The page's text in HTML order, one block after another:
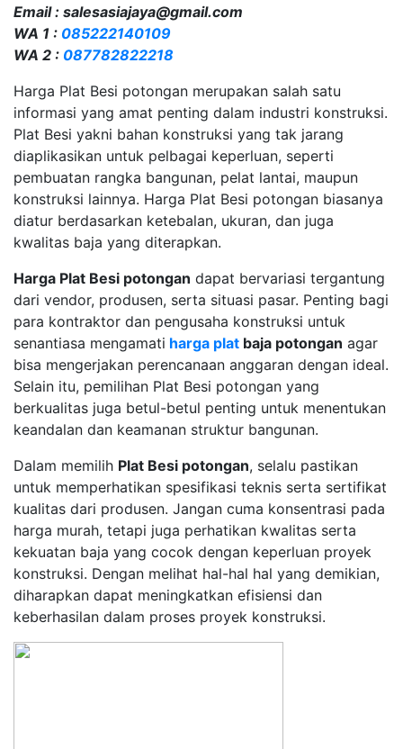
Email : salesasiajaya@gmail.com
WA 1 : 085222140109
WA 2 : 087782822218
Harga Plat Besi potongan merupakan salah satu
informasi yang amat penting dalam industri konstruksi.
Plat Besi yakni bahan konstruksi yang tak jarang
diaplikasikan untuk pelbagai keperluan, seperti
pembuatan rangka bangunan, pelat lantai, maupun
konstruksi lainnya. Harga Plat Besi potongan biasanya
diatur berdasarkan ketebalan, ukuran, dan juga
kwalitas baja yang diterapkan.
Harga Plat Besi potongan dapat bervariasi tergantung
dari vendor, produsen, serta situasi pasar. Penting bagi
para kontraktor dan pengusaha konstruksi untuk
senantiasa mengamati harga plat baja potongan agar
bisa mengerjakan perencanaan anggaran dengan ideal.
Selain itu, pemilihan Plat Besi potongan yang
berkualitas juga betul-betul penting untuk menentukan
keandalan dan keamanan struktur bangunan.
Dalam memilih Plat Besi potongan, selalu pastikan
untuk memperhatikan spesifikasi teknis serta sertifikat
kualitas dari produsen. Jangan cuma konsentrasi pada
harga murah, tetapi juga perhatikan kwalitas serta
kekuatan baja yang cocok dengan keperluan proyek
konstruksi. Dengan melihat hal-hal hal yang demikian,
diharapkan dapat meningkatkan efisiensi dan
keberhasilan dalam proses proyek konstruksi.